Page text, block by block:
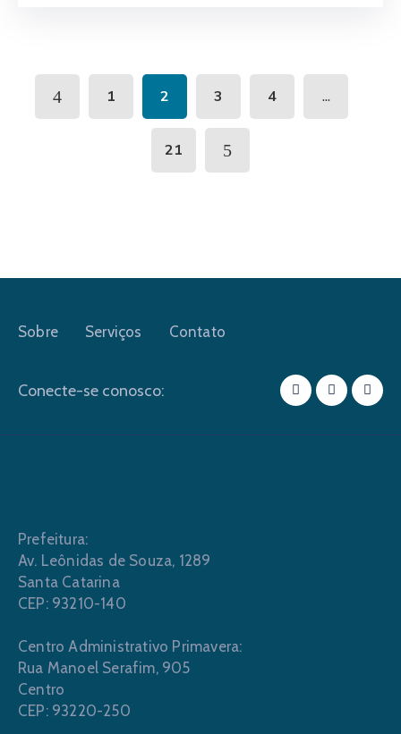
1 2 3 4 ...
21
Sobre Serviços Contato
Conecte-se conosco:
Prefeitura:
Av. Leônidas de Souza, 1289
Santa Catarina
CEP: 93210-140
Centro Administrativo Primavera:
Rua Manoel Serafim, 905
Centro
CEP: 93220-250